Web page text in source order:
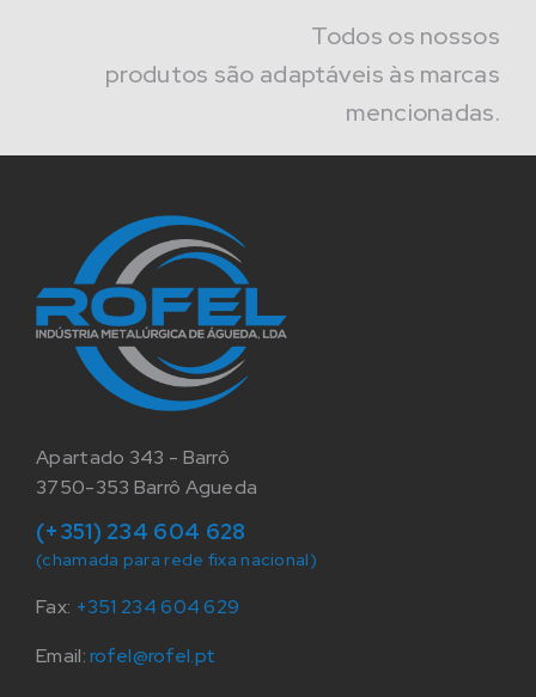
Todos os nossos
produtos são adaptáveis às marcas
mencionadas.
Apartado 343 - Barrô
3750-353 Barrô Agueda
(+351) 234 604 628
(chamada para rede fixa nacional)
Fax: +351 234 604 629
Email:rofel@rofel.pt